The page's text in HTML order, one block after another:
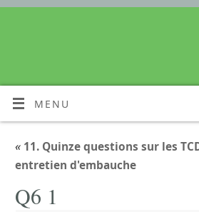
MENU
« 11. Quinze questions sur les
entretien d'embauche
Q6 1